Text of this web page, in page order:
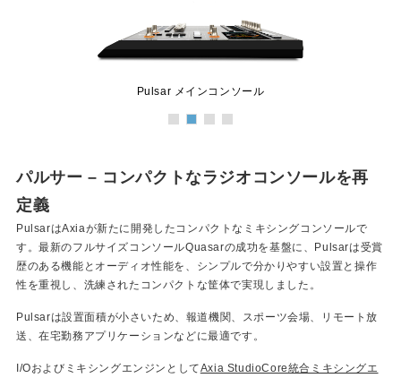
Pulsar メインコンソール
パルサー – コンパクトなラジオコンソールを再
定義
PulsarはAxiaが新たに開発したコンパクトなミキシングコンソールで
す。最新のフルサイズコンソールQuasarの成功を基盤に、Pulsarは受賞
歴のある機能とオーディオ性能を、シンプルで分かりやすい設置と操作
性を重視し、洗練されたコンパクトな筐体で実現しました。
Pulsarは設置面積が小さいため、報道機関、スポーツ会場、リモート放
送、在宅勤務アプリケーションなどに最適です。
I/OおよびミキシングエンジンとしてAxia StudioCore統合ミキシングエ